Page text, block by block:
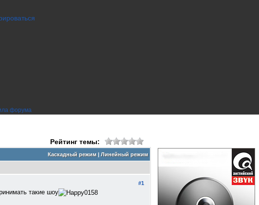
Рейтинг темы:
Каскадный режим| Линейный режим
#1
такие шоу